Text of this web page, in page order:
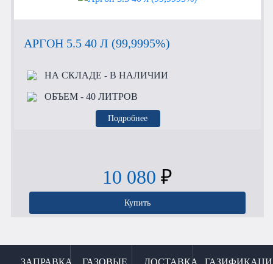
АРГОН 5.5 40 Л (99,9995%)
НА СКЛАДЕ - В НАЛИЧИИ
ОБЪЕМ- 40 ЛИТРОВ
Подробнее
10 080 ₽
Купить
ЗАПРАВКА ГАЗОВЫЕ ДОСТАВКА